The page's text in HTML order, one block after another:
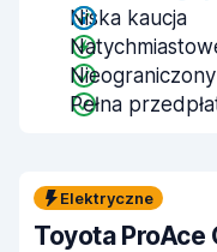
Niska kaucja
Pełna
Elektryczne
Toyota ProAce